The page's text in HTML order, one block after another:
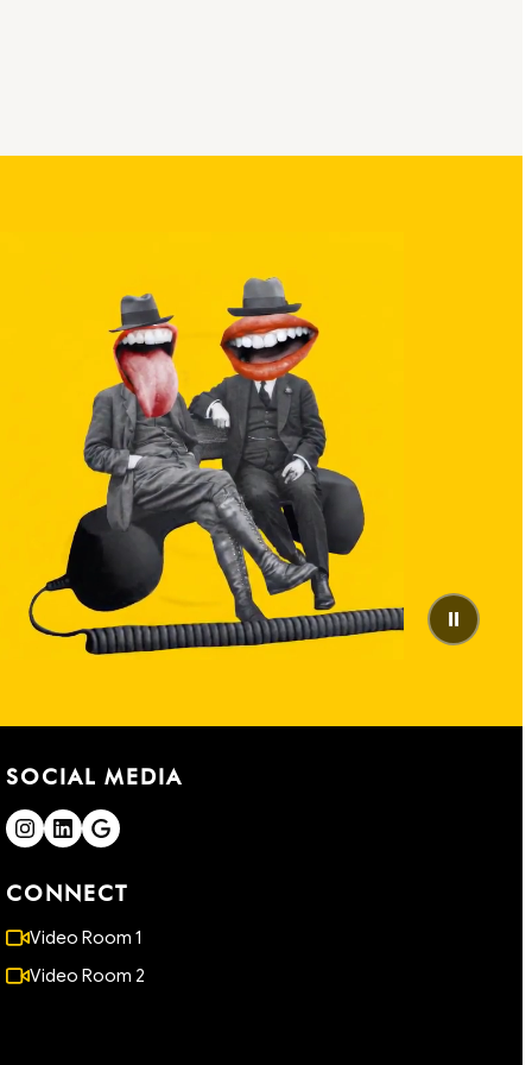
⏸
SOCIAL MEDIA
CONNECT
Video Room 1
Video Room 2